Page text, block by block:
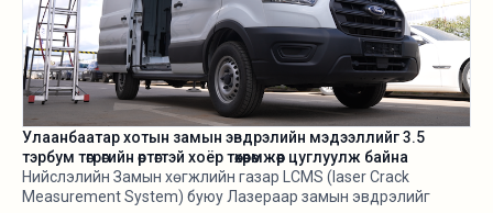
Улаанбаатар хотын замын эвдрэлийн мэдээллийг 3.5
тэрбум төгрөгийн өртөгтэй хоёр төхөөрөмжөөр цуглуулж байна
Нийслэлийн Замын хөгжлийн газар LCMS (laser Crack
Measurement System) буюу Лазераар замын эвдрэлийг